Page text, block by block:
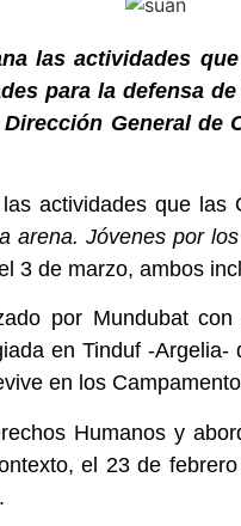
las actividades
para la defensa
General
actividades que
arena. Jóvenes por
3 de marzo, ambos
por Mundubat
en Tinduf -
en los
Humanos y
el 23 de